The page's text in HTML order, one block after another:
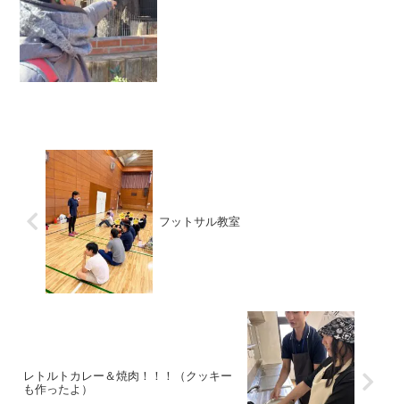
フットサル教室
レトルトカレー＆焼肉！！！（クッキー
も作ったよ）